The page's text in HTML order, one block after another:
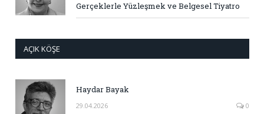
Gerçeklerle Yüzleşmek ve Belgesel Tiyatro
AÇIK KÖŞE
Haydar Bayak
29.04.2026 0